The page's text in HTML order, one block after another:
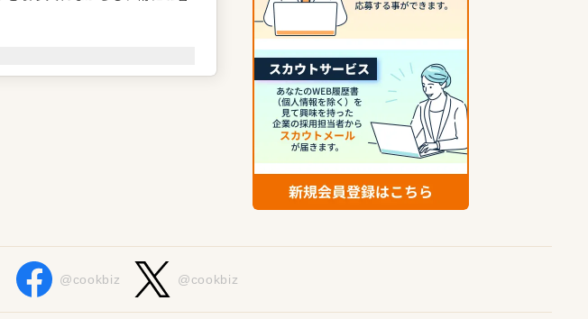
や憧れのお言葉をもらうほ
@cookbiz @cookbiz